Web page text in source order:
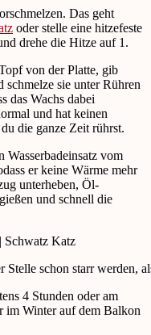
Das geht
oder stelle eine hitzefeste
drehe die Hitze auf 1.
von der Platte, gib
sie unter Rühren
das Wachs dabei
und hat keinen
die ganze Zeit rührst.
Wasserbadeinsatz vom
er keine Wärme mehr
unterheben, Öl-
und schnell die
Stelle schon starr werden,
4 Stunden oder am
im Winter auf dem Balkon